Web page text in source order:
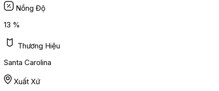
Nồng Độ
13 %
Thương Hiệu
Santa Carolina
Xuất Xứ